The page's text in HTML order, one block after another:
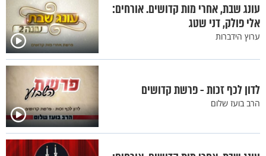
עונג שבת, אחרי מות קדושים. אורחים:
אלי פולק, דני שטג
ערוץ הידברות
לדון לכף זכות - פרשת קדושים
הרב בועז שלום